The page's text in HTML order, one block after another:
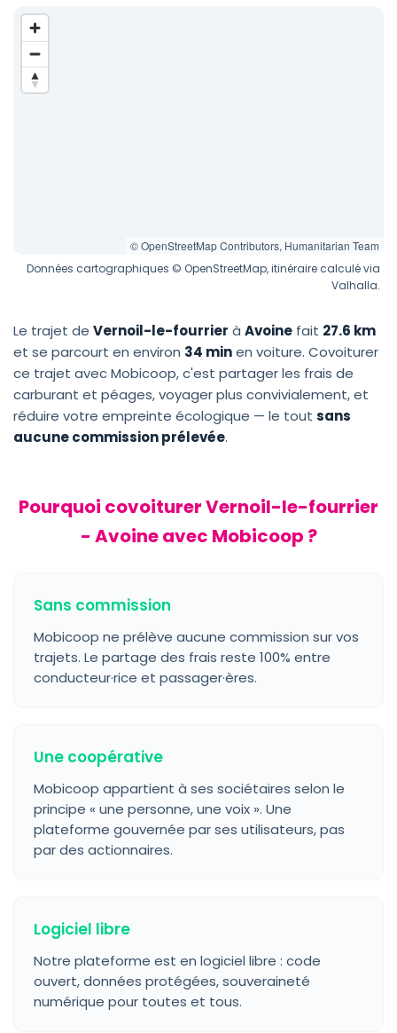
© OpenStreetMap Contributors, Humanitarian Team
Données cartographiques © OpenStreetMap, itinéraire calculé via
Valhalla.
Le trajet de Vernoil-le-fourrier à Avoine fait 27.6 km
et se parcourt en environ 34 minen voiture. Covoiturer
ce trajet avec Mobicoop, c'est partager les frais de
carburant et péages, voyager plus convivialement, et
réduire votre empreinte écologique — le tout sans
aucune commission prélevée.
Pourquoi covoiturer Vernoil-le-fourrier
- Avoine avec Mobicoop ?
Sans commission
Mobicoop ne prélève aucune commission sur vos
trajets. Le partage des frais reste 100% entre
conducteur·rice et passager·ères.
Une coopérative
Mobicoop appartient à ses sociétaires selon le
principe « une personne, une voix ». Une
plateforme gouvernée par ses utilisateurs, pas
par des actionnaires.
Logiciel libre
Notre plateforme est en logiciel libre : code
ouvert, données protégées, souveraineté
numérique pour toutes et tous.